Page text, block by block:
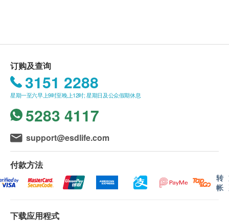
满HK$500需附加HK$30运费。
额外附加费：如无电梯住宅将收取每件每层$50。
愉景湾及长洲为$300。如货车未能直达送货地
址，因地理原因需要个别人手额外运送，需按情况
额外收取费用。所有送货安排及运费以全营推广有
限公司决定为准。
我们将于确定订单后3个工作天内安排發货。(购买
Quooker 顾客会于3个工作天内获供应商联络, 并于
14天内安排发货)
不排除运送时间会因节日而有所影响。当八号烈风
会延迟。
订购及查询
3151 2288
星期一至六早上9时至晚上12时; 星期日及公众假期休息
5283 4117
support@esdlife.com
付款方法
转
帐
下载应用程式